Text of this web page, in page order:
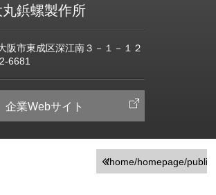
鋲螺製作所
阪市東成区深江南３－１－１２
6681
企業Webサイト
/home/homepage/